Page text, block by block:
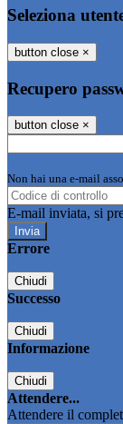
Seleziona
button close ×
Recupero
button close ×
Non hai una e-mail
E-mail inviata, si
Errore
Chiudi
Successo
Chiudi
Informazione
Chiudi
Attendere...
Attendere il